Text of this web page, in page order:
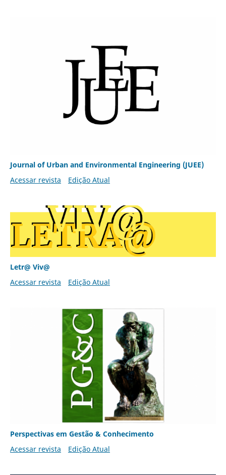
Journal of Urban and Environmental Engineering (JUEE)
Acessar revista
Edição Atual
Letr@ Viv@
Acessar revista
Edição Atual
Perspectivas em Gestão & Conhecimento
Acessar revista
Edição Atual